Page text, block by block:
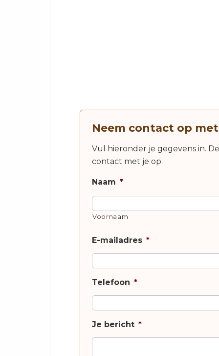
Neem contact op
Vul hieronder je gegevens in.
contact met je op.
Naam *
Voornaam
E-mailadres *
Telefoon *
Je bericht *